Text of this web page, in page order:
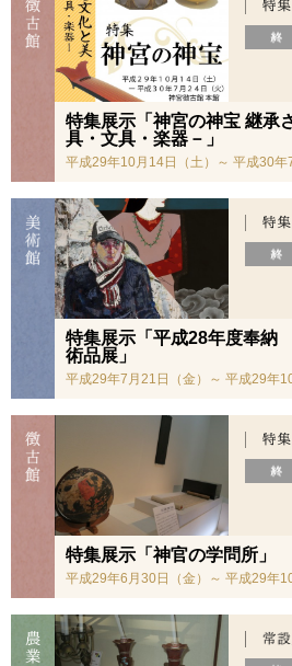
特集展示「神宮の神宝 継承
具・文具・楽器－」
平成29年10月14日（土）～ 平成30年
特集展示「平成28年度奉納
術品展」
平成29年7月21日（金）～ 平成29年
特集展示「神官の学問所」
平成29年6月30日（金）～ 平成29年